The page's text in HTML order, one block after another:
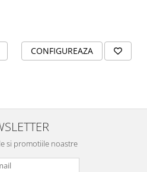
CONFIGUREAZA
si promotiile noastre